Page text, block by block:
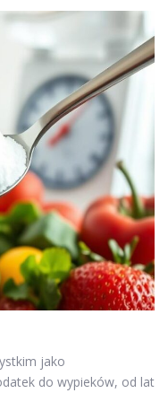
jako
do wypieków, od lat